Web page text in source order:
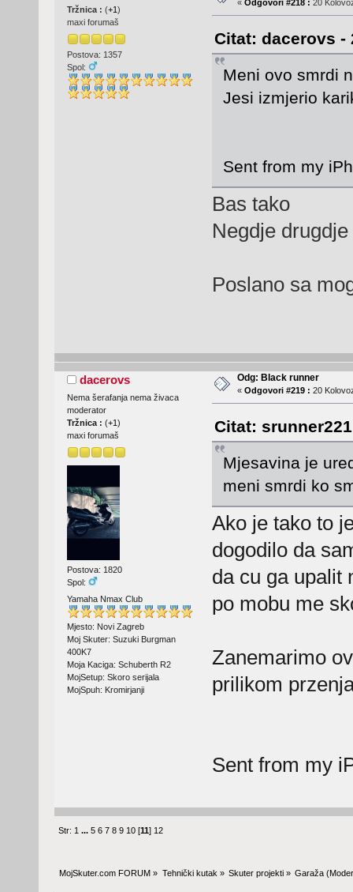
Tržnica : (+1 )
maxi forumaš
Postova: 1357
Spol:
« Odgovori #218 : 20
Citat: dacerovs -
Meni ovo smrdi
Jesi izmjerio
Sent from my
Bas tako
Negdje
Poslano sa
dacerovs
Nema šerafanja nema živaca
moderator
Tržnica : (+1 )
maxi forumaš
Postova: 1820
Spol:
Yamaha Nmax Club
Mjesto: Novi Zagreb
Moj Skuter: Suzuki Burgman
400K7
Moja Kaciga: Schuberth R2
MojSetup: Skoro serijala
MojSpuh: Kromirjanji
Odg: Black runner
« Odgovori #219 : 20
Citat:
Mjesavina je
meni smrdi ko
Ako je tako to
dogodilo da
da cu ga upalit
po mobu me
Zanemarimo
prilikom
Sent from my
Str: 1 ...5 6 7 8 9 10 [11] 12
MojSkuter.com FORUM » Tehnički kutak » Skuter projekti» Garaža